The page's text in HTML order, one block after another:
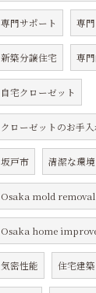
専門サポート 専
新築分譲住宅 専
自宅クローゼット
クローゼットのお手
坂戸市 清潔な環境
Osaka mold removal
Osaka home
気密性能 住宅建築